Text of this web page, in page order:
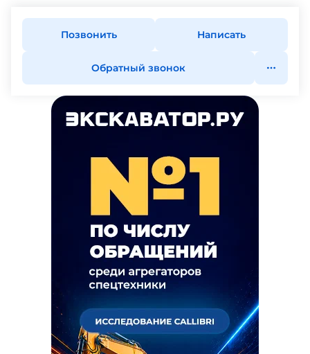
Позвонить Написать
Обратный звонок